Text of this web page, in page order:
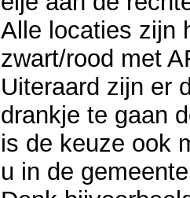
Alle locaties zijn
zwart/rood met
Uiteraard zijn er
drankje te gaan
is de keuze ook
u in de